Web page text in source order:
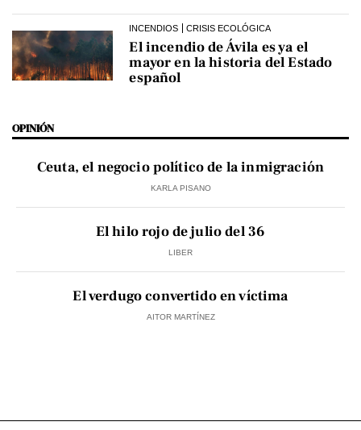
INCENDIOS CRISIS ECOLÓGICA
El incendio de Ávila es ya el
mayor en la historia del Estado
español
OPINIÓN
Ceuta, el negocio político de la inmigración
KARLA PISANO
El hilo rojo de julio del 36
LIBER
El verdugo convertido en víctima
AITOR MARTÍNEZ